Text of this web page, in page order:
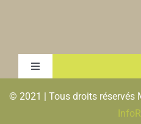
Toggle
MENTIONS LEGALES &
© 2021 | Tous droits réservés